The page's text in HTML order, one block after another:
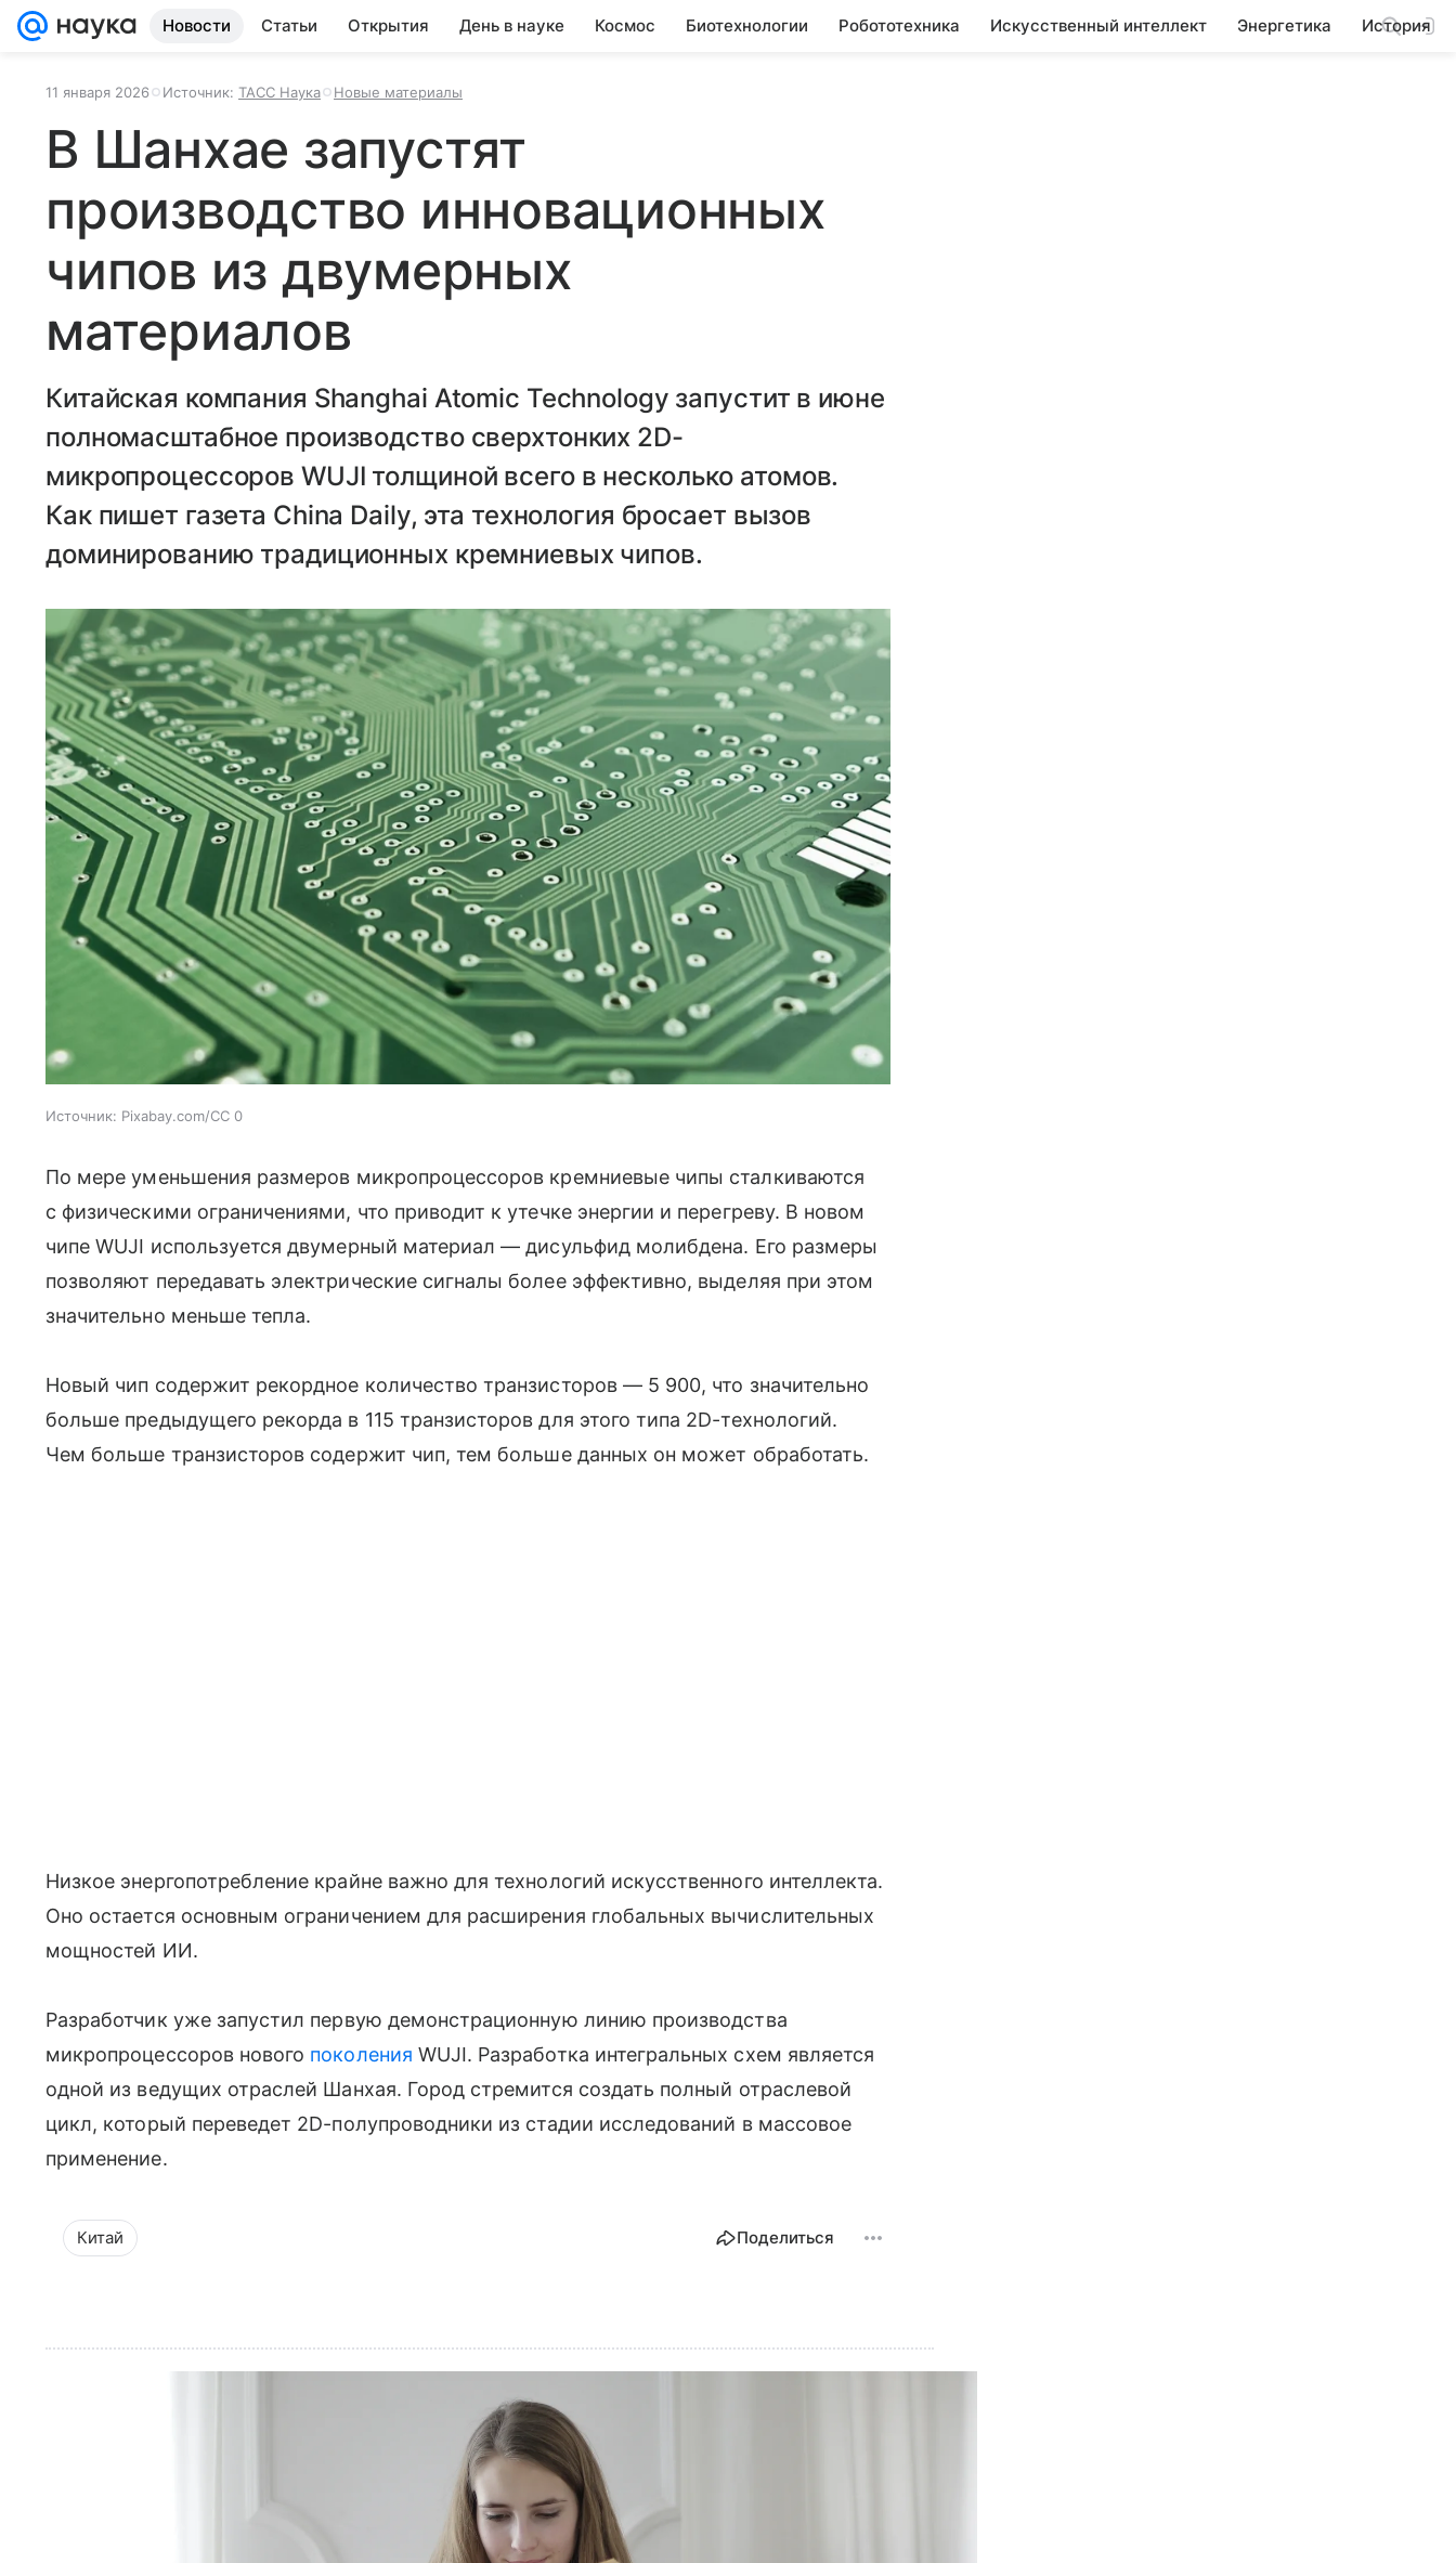
Новости Статьи Открытия День в науке Космос Биотехнологии Робототехника Искусственный интеллект Энергетика История
11 января 2026 Источник: ТАСС Наука Новые материалы
В Шанхае запустят
производство инновационных
чипов из двумерных
материалов
Китайская компания Shanghai Atomic Technology запустит в июне
полномасштабное производство сверхтонких 2D-
микропроцессоров WUJI толщиной всего в несколько атомов.
Как пишет газета China Daily, эта технология бросает вызов
доминированию традиционных кремниевых чипов.
Источник: Pixabay.com/CC 0
По мере уменьшения размеров микропроцессоров кремниевые чипы сталкиваются
с физическими ограничениями, что приводит к утечке энергии и перегреву. В новом
чипе WUJI используется двумерный материал — дисульфид молибдена. Его размеры
позволяют передавать электрические сигналы более эффективно, выделяя при этом
значительно меньше тепла.
Новый чип содержит рекордное количество транзисторов — 5 900, что значительно
больше предыдущего рекорда в 115 транзисторов для этого типа 2D-технологий.
Чем больше транзисторов содержит чип, тем больше данных он может обработать.
Низкое энергопотребление крайне важно для технологий искусственного интеллекта.
Оно остается основным ограничением для расширения глобальных вычислительных
мощностей ИИ.
Разработчик уже запустил первую демонстрационную линию производства
микропроцессоров нового поколения WUJI. Разработка интегральных схем является
одной из ведущих отраслей Шанхая. Город стремится создать полный отраслевой
цикл, который переведет 2D-полупроводники из стадии исследований в массовое
применение.
Китай Поделиться